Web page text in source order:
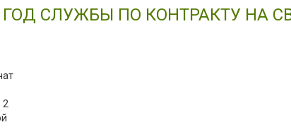
СЛУЖБЫ ПО КОНТРАКТУ НА
2